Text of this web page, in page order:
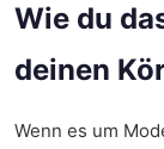
Wie du
deinen
Wenn es um